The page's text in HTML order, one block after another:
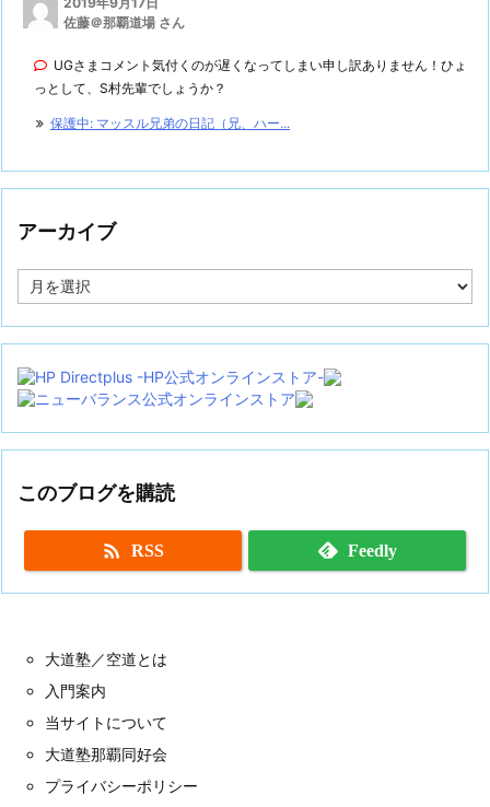
佐藤＠那覇道場 さん
UGさまコメント気付くのが遅くなってしまい申し訳ありません！ひょ
っとして、S村先輩でしょうか？
保護中: マッスル兄弟の日記（兄、ハー...
アーカイブ
ー
イ
このブログを購読
 RSS Feedly
大道塾／空道とは
入門案内
当サイトについて
大道塾那覇同好会
プライバシーポリシー